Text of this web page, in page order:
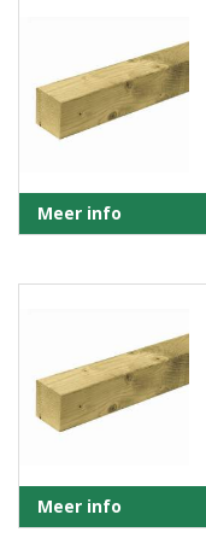
Meer info
Meer info